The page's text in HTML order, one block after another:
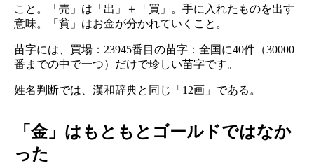
こと。「売」は「出」＋「買」。手に入れたものを出す
意味。「貧」はお金が分かれていくこと。
苗字には、買場：23945番目の苗字：全国に40件（30000
番までの中で一つ）だけで珍しい苗字です。
姓名判断では、漢和辞典と同じ「12画」である。
「金」はもともとゴールドではなか
った